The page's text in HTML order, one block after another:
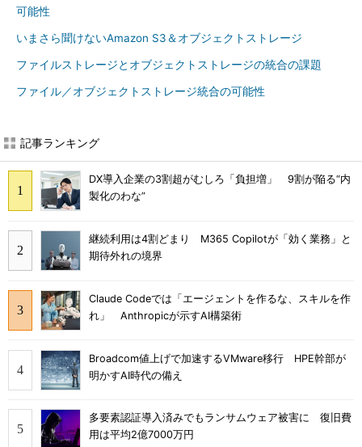
可能性
いまさら聞けないAmazon S3＆オブジェクトストレージ
ファイルストレージとオブジェクトストレージの統合の課題
ファイル／オブジェクトストレージ統合の可能性
記事ランキング
DX導入企業の3割超がむしろ「負担増」 9割が陥る“内
製化のわな”
継続利用は4割どまり M365 Copilotが「効く業務」と
期待外れの境界
Claude Codeでは「エージェントを作るな、スキルを作
れ」 Anthropicが示すAI構築術
Broadcom値上げで加速するVMware移行 HPE幹部が
明かすAI時代の備え
多要素認証導入済みでもランサムウェア被害に 復旧費
用は平均2億7000万円